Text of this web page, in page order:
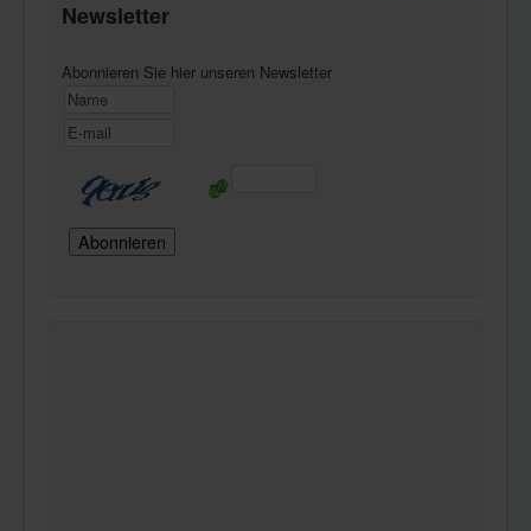
Newsletter
Abonnieren Sie hier unseren Newsletter